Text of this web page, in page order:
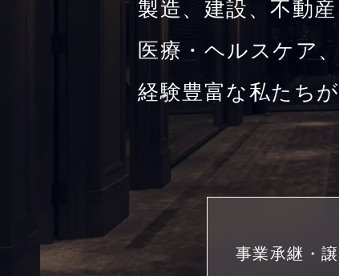
製造、建設、不動産
医療・ヘルスケア
経験豊富な私たち
事業承継・